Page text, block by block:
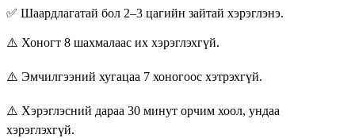
✅ Шаардлагатай бол 2–3 цагийн зайтай хэрэглэнэ.
⚠️ Хоногт 8 шахмалаас их хэрэглэхгүй.
⚠️ Эмчилгээний хугацаа 7 хоногоос хэтрэхгүй.
⚠️ Хэрэглэсний дараа 30 минут орчим хоол, ундаа
хэрэглэхгүй.